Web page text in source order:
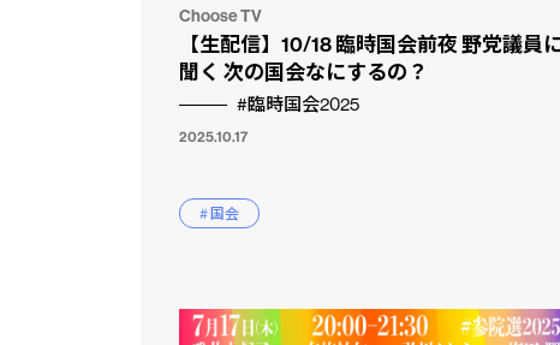
市民と
Choose TV
【生配信】10/18 臨時国会前夜 野党議員
聞く 次の国会なにするの？
#臨時国会2025
2025.10.17
# 国会